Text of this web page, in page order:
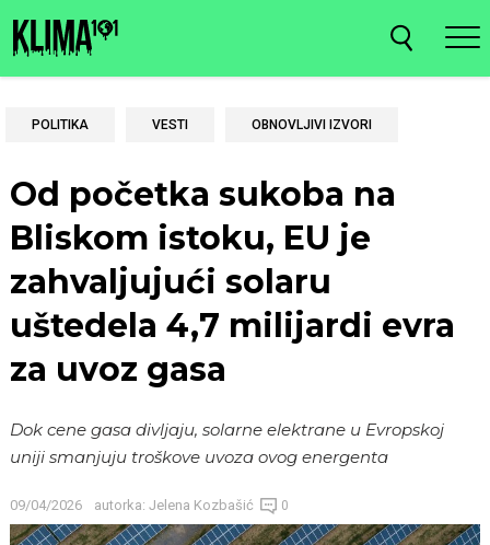
POLITIKA VESTI OBNOVLJIVI IZVORI
Od početka sukoba na
Bliskom istoku, EU je
zahvaljujući solaru
uštedela 4,7 milijardi evra
za uvoz gasa
Dok cene gasa divljaju, solarne elektrane u Evropskoj
uniji smanjuju troškove uvoza ovog energenta
09/04/2026 autorka: Jelena Kozbašić 0